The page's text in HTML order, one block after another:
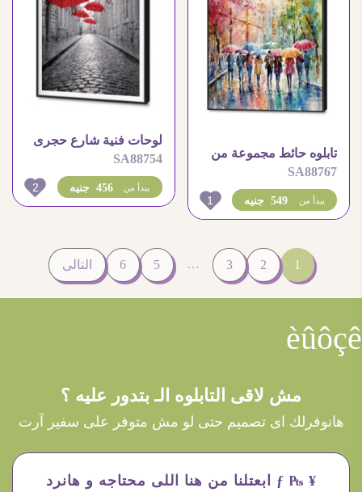
تابلوه حائط مجموعة من
الاشخاص مع مظلات
SA88767
549 جنيه يبدأ من 1
لوحات فنية شارع حجرى
تحت المطر مع مظلات (
شمسيات )
SA88754
456 جنيه يبدأ من 2
1
2
3
…
5
6 التالى
èûôçê
مش لاقى التابلوه الـ بتدور عليه ؟
هانوفرلك اى تصميم حتى لو مش متوفر على سفير آرت
¥ ₧ ƒ ابعتلنا من هنا اللى محتاجه و هانرد